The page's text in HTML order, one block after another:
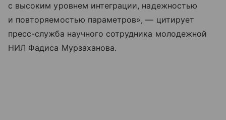
с высоким уровнем интеграции, надежностью
и повторяемостью параметров», — цитирует
пресс-служба научного сотрудника молодежной
НИЛ Фадиса Мурзаханова.